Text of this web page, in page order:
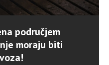
područjem
moraju biti